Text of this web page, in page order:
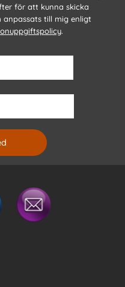
för att kunna skicka
till mig enligt
.